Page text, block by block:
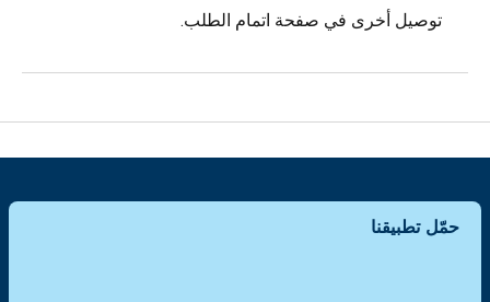
توصيل أخرى في صفحة اتمام الطلب.
حمّل تطبيقنا